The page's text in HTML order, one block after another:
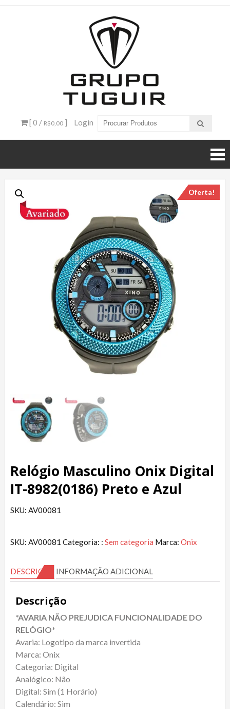
– Grupo
Tuguir
[ 0 / R$0,00 ] Login
Oferta!
Relógio Masculino Onix Digital
IT-8982(0186) Preto e Azul
SKU: AV00081
SKU: AV00081 Categoria: : Sem categoria Marca: Onix
DESCRIÇÃO INFORMAÇÃO ADICIONAL
Descrição
*AVARIA NÃO PREJUDICA FUNCIONALIDADE DO
RELÓGIO*
Avaria: Logotipo da marca invertida
Marca: Onix
Categoria: Digital
Analógico: Não
Digital: Sim (1 Horário)
Calendário: Sim